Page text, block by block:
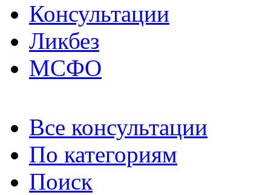
Консультации
Ликбез
МСФО
Все консультации
По категориям
Поиск